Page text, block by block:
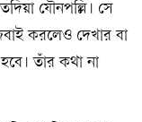
যৌনপল্লি। সে
করলেও দেখার বা
তাঁর কথা না